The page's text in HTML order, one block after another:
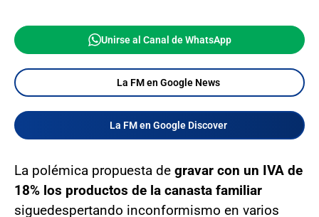
Unirse al Canal de WhatsApp
La FM en Google News
La FM en Google Discover
La polémica propuesta de gravar con un IVA de
18% los productos de la canasta familiar
siguedespertando inconformismo en varios